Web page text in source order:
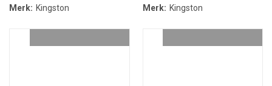
Merk: Kingston
Merk: Kingston